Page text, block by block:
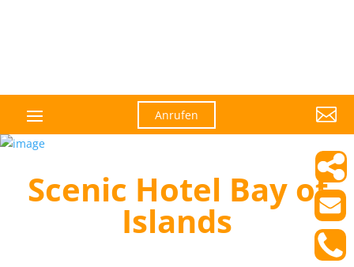
Anrufen 
Scenic Hotel Bay of
Islands